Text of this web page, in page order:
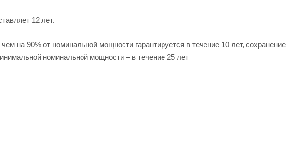
12 лет.
на 90% от номинальной мощности гарантируется в течение 10 лет, сохранение
номинальной мощности – в течение 25 лет